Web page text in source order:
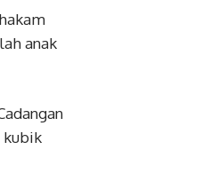
anak
kubik